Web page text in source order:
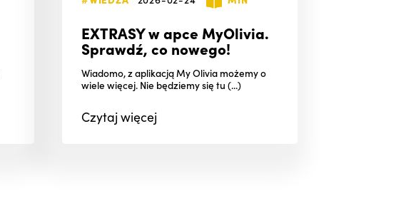
EXTRASY w apce MyOlivia.
Sprawdź, co nowego!
Wiadomo, z aplikacją My Olivia możemy o
wiele więcej. Nie będziemy się tu (...)
Czytajwięcej